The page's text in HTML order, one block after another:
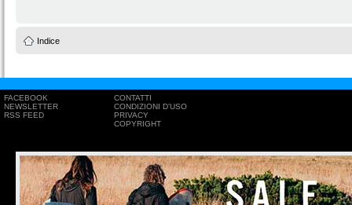
Indice
FACEBOOK
NEWSLETTER
RSS FEED
CONTATTI
CONDIZIONI D'USO
PRIVACY
COPYRIGHT